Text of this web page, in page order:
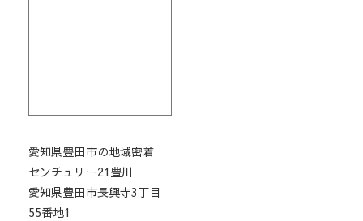
愛知県豊田市の地域密着
センチュリー21豊川
愛知県豊田市長興寺3丁目
55番地1